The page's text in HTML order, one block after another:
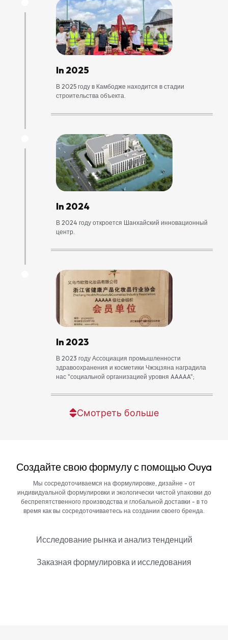
In 2025
В 2025 году в Камбодже находится в стадии
строительства объекта.
In 2024
В 2024 году откроется Шанхайский инновационный
центр.
In 2023
В 2023 году Ассоциация промышленности
здравоохранения и косметики Чжэцзяна наградила
нас "социальной организацией уровня AAAAA";
Смотреть больше
Создайте свою формулу с помощью Ouya
Мы сосредоточиваемся на формулировке, дизайне - от
индивидуальной формулировки и экологически чистой упаковки до
беспрепятственного производства и глобальной доставки - в то
время как вы сосредоточиваетесь на создании своего бренда.
Исследование рынка и анализ тенденций
Заказная формулировка и исследования